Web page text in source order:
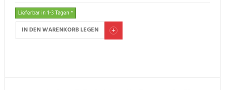
Lieferbar in 1-3 Tagen *
IN DEN WARENKORB LEGEN